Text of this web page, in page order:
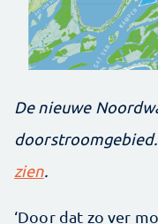
De nieuwe
doorstroomgebied.
zien.
‘Door dat zo ver